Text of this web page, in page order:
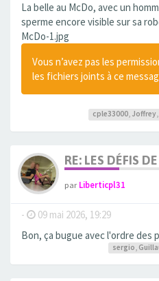
La belle au McDo, avec un
sperme encore visible sur sa
McDo-1.jpg
Vous n’avez pas les
les fichiers joints à ce
cple33000, Joffrey,
RE: LES DÉFIS
parLiberticpl31
- 09 mai 2026, 19:29
Bon, ça bugue avec l'ordre des
sergio,